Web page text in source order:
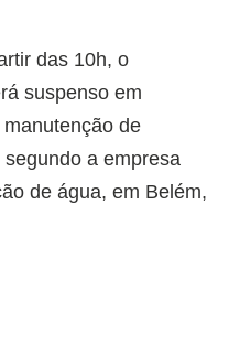
das 10h, o
suspenso em
de
a empresa
de água, em Belém,